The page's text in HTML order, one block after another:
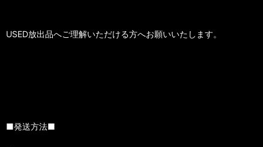
USED放出品へご理解いただける方へお願いいたします。
■発送方法■